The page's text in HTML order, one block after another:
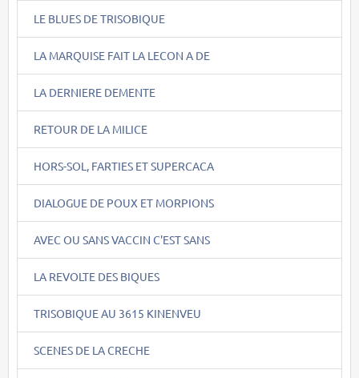
LE BLUES DE TRISOBIQUE
LA MARQUISE FAIT LA LECON A DE
LA DERNIERE DEMENTE
RETOUR DE LA MILICE
HORS-SOL, FARTIES ET SUPERCACA
DIALOGUE DE POUX ET MORPIONS
AVEC OU SANS VACCIN C'EST SANS
LA REVOLTE DES BIQUES
TRISOBIQUE AU 3615 KINENVEU
SCENES DE LA CRECHE